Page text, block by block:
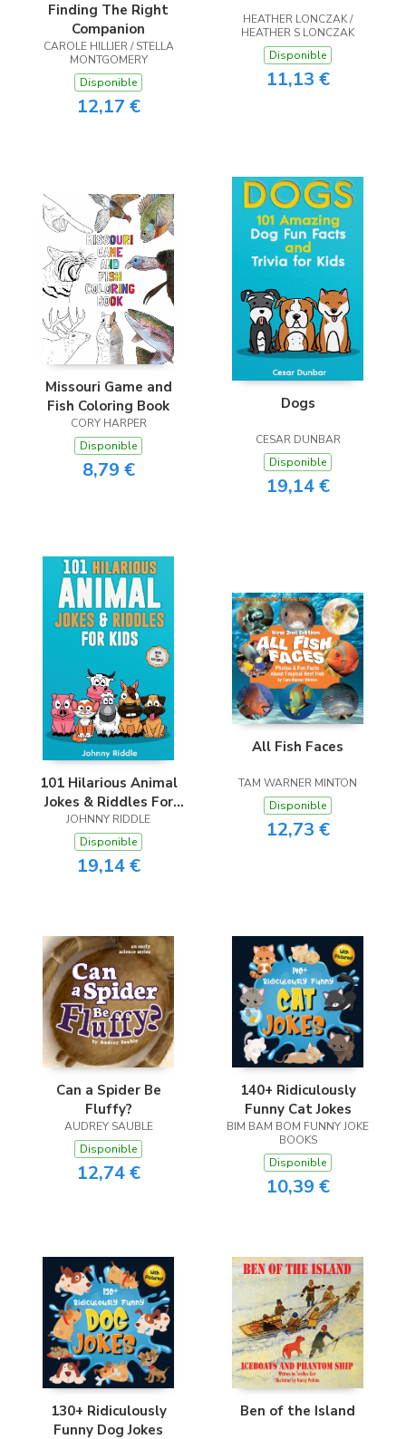
Finding The Right
Companion
CAROLE HILLIER / STELLA
MONTGOMERY
Disponible
12,17 €
HEATHER LONCZAK /
HEATHER S LONCZAK
Disponible
11,13 €
Missouri Game and
Fish Coloring Book
CORY HARPER
Disponible
8,79 €
Dogs
CESAR DUNBAR
Disponible
19,14 €
101 Hilarious Animal
Jokes & Riddles For
Kids
JOHNNY RIDDLE
Disponible
19,14 €
All Fish Faces
TAM WARNER MINTON
Disponible
12,73 €
Can a Spider Be
Fluffy?
AUDREY SAUBLE
Disponible
12,74 €
140+ Ridiculously
Funny Cat Jokes
BIM BAM BOM FUNNY JOKE
BOOKS
Disponible
10,39 €
130+ Ridiculously
Funny Dog Jokes
Ben of the Island